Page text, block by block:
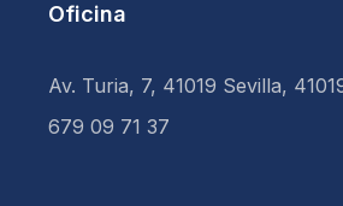
Oficina
Av. Turia, 7, 41019 Sevilla,
679 09 71 37